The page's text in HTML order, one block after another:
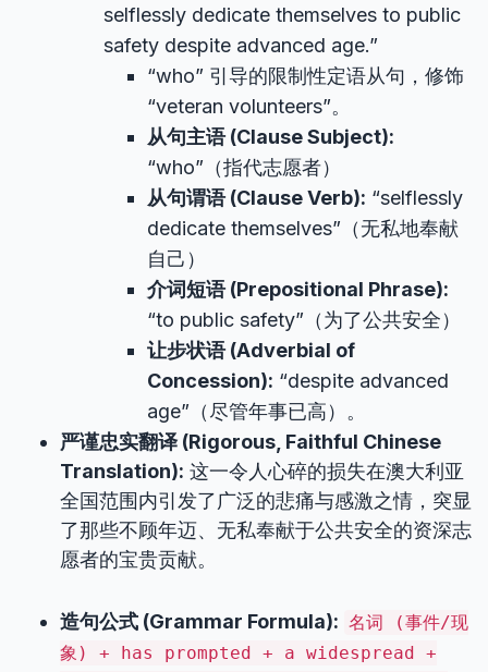
selflessly dedicate themselves to public
safety despite advanced age.”
“who” 引导的限制性定语从句，修饰
“veteran volunteers”。
从句主语 (Clause Subject):
“who”（指代志愿者）
从句谓语 (Clause Verb): “selflessly
dedicate themselves”（无私地奉献
自己）
介词短语 (Prepositional Phrase):
“to public safety”（为了公共安全）
让步状语 (Adverbial of
Concession): “despite advanced
age”（尽管年事已高）。
严谨忠实翻译 (Rigorous, Faithful Chinese
Translation): 这一令人心碎的损失在澳大利亚
全国范围内引发了广泛的悲痛与感激之情，突显
了那些不顾年迈、无私奉献于公共安全的资深志
愿者的宝贵贡献。
造句公式 (Grammar Formula): 名词 (事件/现
象) + has prompted + a widespread +